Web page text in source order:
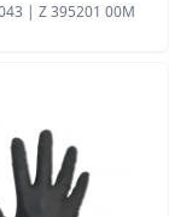
| Z 395201 00M